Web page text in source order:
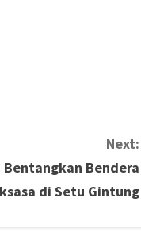
Next:
Bentangkan Bendera
di Setu Gintung